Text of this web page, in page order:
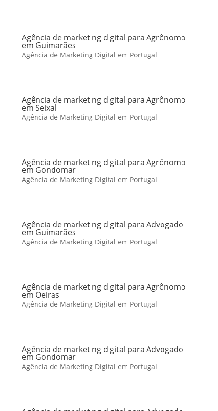
Agência de marketing digital para Agrônomo
em Guimarães
Agência de Marketing Digital em Portugal
Agência de marketing digital para Agrônomo
em Seixal
Agência de Marketing Digital em Portugal
Agência de marketing digital para Agrônomo
em Gondomar
Agência de Marketing Digital em Portugal
Agência de marketing digital para Advogado
em Guimarães
Agência de Marketing Digital em Portugal
Agência de marketing digital para Agrônomo
em Oeiras
Agência de Marketing Digital em Portugal
Agência de marketing digital para Advogado
em Gondomar
Agência de Marketing Digital em Portugal